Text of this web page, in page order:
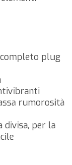
plug
rumorosità
divisa, per la